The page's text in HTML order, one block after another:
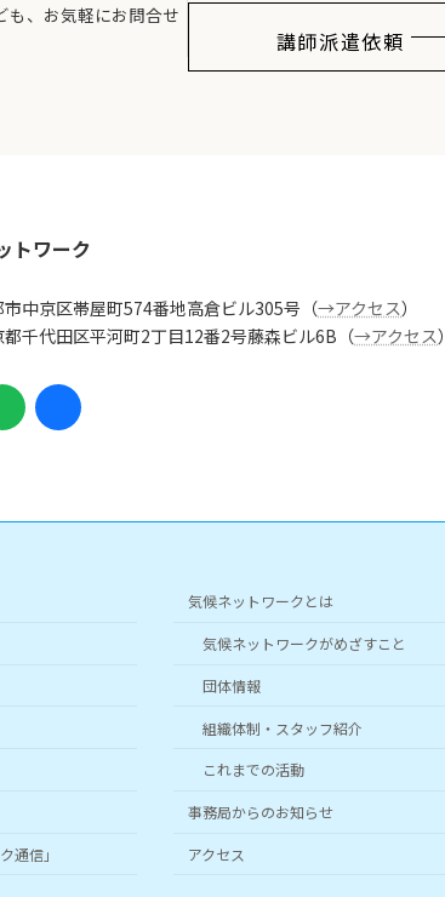
も、お気軽にお問合せ
講師派遣依頼
トワーク
市中京区帯屋町574番地高倉ビル305号（→アクセス）
都千代田区平河町2丁目12番2号藤森ビル6B（→アクセス）
ア
イ
コ
通信」
気候ネットワークとは
気候ネットワークがめざすこと
団体情報
組織体制・スタッフ紹介
これまでの活動
事務局からのお知らせ
アクセス